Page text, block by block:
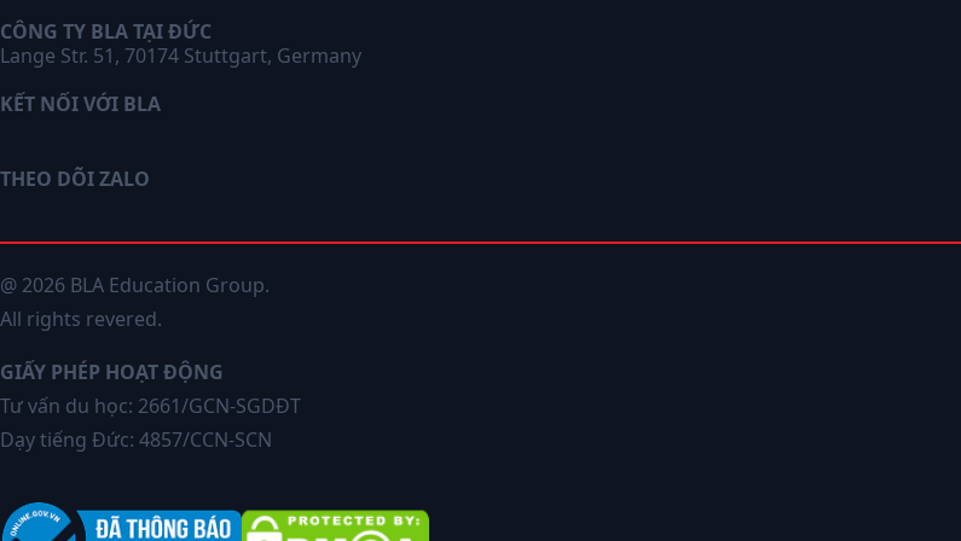
CÔNG TY BLA TẠI ĐỨC
Lange Str. 51, 70174 Stuttgart, Germany
KẾT NỐI VỚI BLA
THEO DÕI ZALO
@ 2026 BLA Education Group.
All rights revered.
GIẤY PHÉP HOẠT ĐỘNG
Tư vấn du học: 2661/GCN-SGDĐT
Dạy tiếng Đức: 4857/CCN-SCN